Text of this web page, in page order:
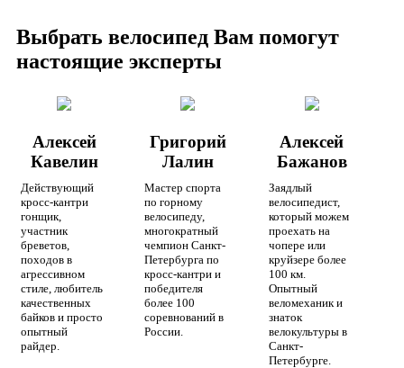
Выбрать велосипед Вам помогут
настоящие эксперты
Алексей
Кавелин
Действующий
кросс-кантри
гонщик,
участник
бреветов,
походов в
агрессивном
стиле, любитель
качественных
байков и просто
опытный
райдер.
Григорий
Лалин
Мастер спорта
по горному
велосипеду,
многократный
чемпион Санкт-
Петербурга по
кросс-кантри и
победителя
более 100
соревнований в
России.
Алексей
Бажанов
Заядлый
велосипедист,
который можем
проехать на
чопере или
круйзере более
100 км.
Опытный
веломеханик и
знаток
велокультуры в
Санкт-
Петербурге.